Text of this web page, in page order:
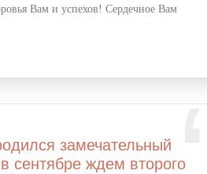
Вам и успехов! Сердечное Вам
замечательный
сентябре ждем второго